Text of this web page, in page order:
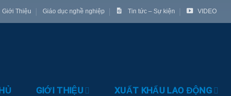
Giới Thiệu Giáo dục nghề nghiệp Tin tức – Sự kiện VIDEO
GIỚI THIỆU XUẤT KHẨU LAO ĐỘNG